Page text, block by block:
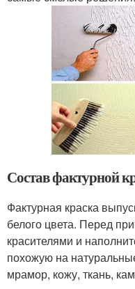
Состав фактурной
Фактурная краска
белого цвета. Перед
красителями и
похожую на
мрамор, кожу, ткань,